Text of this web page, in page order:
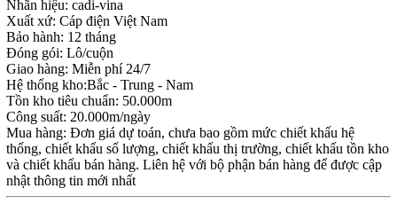
Nhãn hiệu: cadi-vina
Xuất xứ: Cáp điện Việt Nam
Bảo hành: 12 tháng
Đóng gói: Lô/cuộn
Giao hàng: Miễn phí 24/7
Hệ thống kho:Bắc - Trung - Nam
Tồn kho tiêu chuẩn: 50.000m
Công suất: 20.000m/ngày
Mua hàng: Đơn giá dự toán, chưa bao gồm mức chiết khấu hệ
thống, chiết khấu số lượng, chiết khấu thị trường, chiết khấu tồn kho
và chiết khấu bán hàng. Liên hệ với bộ phận bán hàng để được cập
nhật thông tin mới nhất